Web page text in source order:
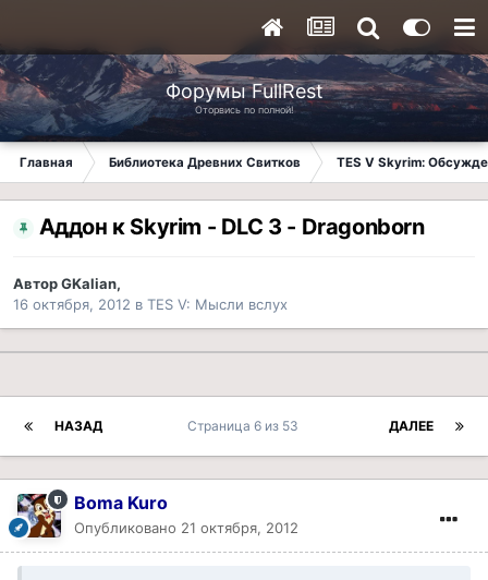
Форумы FullRest
Оторвись по полной!
Главная Библиотека Древних Свитков TES V Skyrim:
Аддон к Skyrim - DLC 3 - Dragonborn
АвторGKalian,
16 октября, 2012 в TES V: Мысли вслух
НАЗАД ДАЛЕЕ
Страница 6 из 53
Boma Kuro
Опубликовано 21 октября, 2012